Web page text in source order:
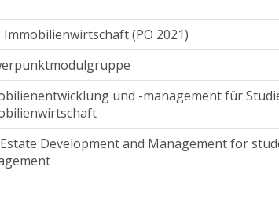
Immobilienwirtschaft (PO 2021)
und -management für
Estate Development and Management for